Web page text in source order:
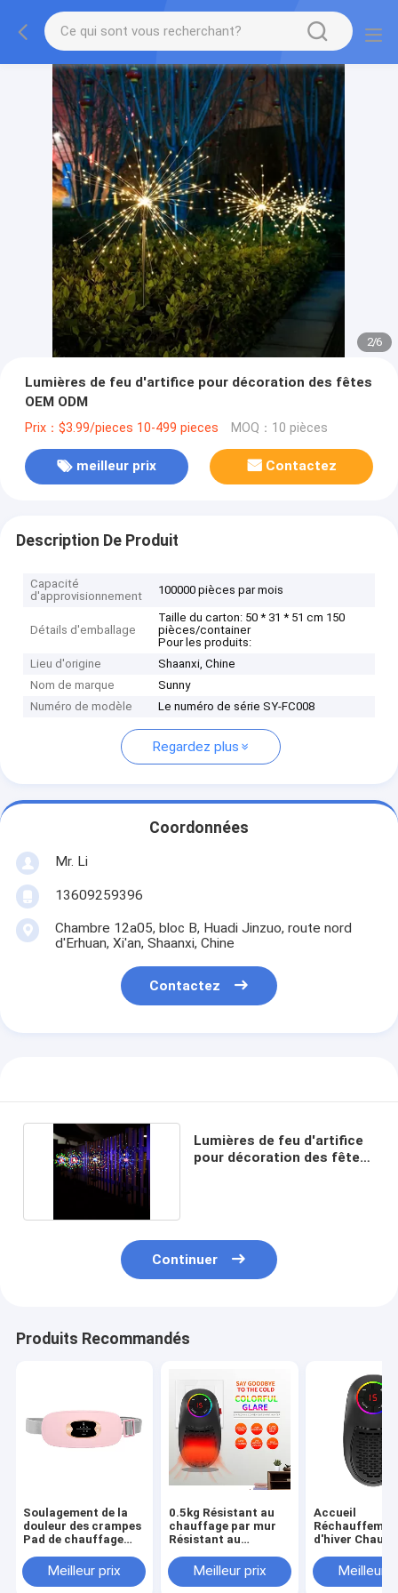
2/6
Lumières de feu d'artifice pour décoration des fêtes
OEM ODM
Prix：$3.99/pieces 10-499 pieces MOQ：10 pièces
meilleur prix Contactez
Description De Produit
Capacité
d'approvisionnement
100000 pièces par mois
Détails d'emballage
Taille du carton: 50 * 31 * 51 cm 150
pièces/container
Pour les produits:
Lieu d'origine
Shaanxi, Chine
Nom de marque
Sunny
Numéro de modèle
Le numéro de série SY-FC008
Regardez plus
Coordonnées
Mr. Li
13609259396
Chambre 12a05, bloc B, Huadi Jinzuo, route nord
d'Erhuan, Xi'an, Shaanxi, Chine
Contactez
Lumières de feu d'artifice
pour décoration des fêtes
Continuer
Produits Recommandés
Soulagement de la
douleur des crampes
Pad de chauffage
avec modèle
rechargeable et
Meilleur prix
0.5kg Résistant au
chauffage par mur
Résistant au
portable pour jardin
Petit chauffage
Meilleur prix
Accueil
d'hiver
Thermostat
Meilleur